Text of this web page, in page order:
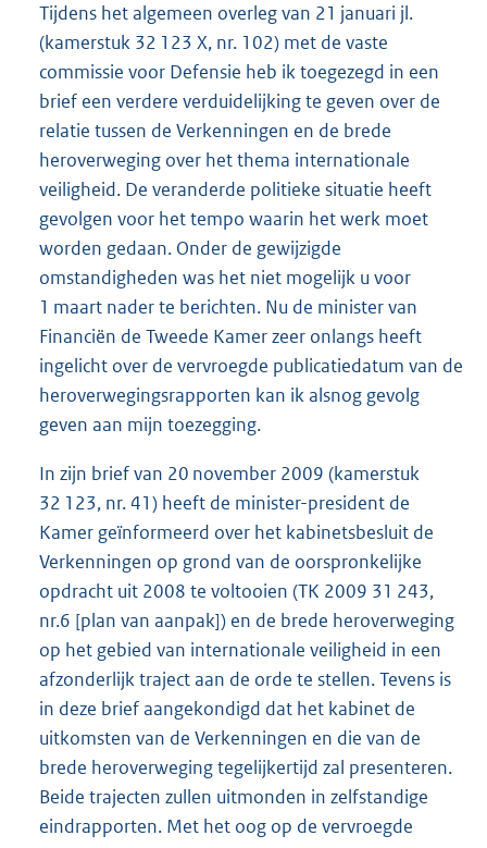
Tijdens het algemeen overleg van 21 januari jl.
(kamerstuk 32 123 X, nr. 102) met de vaste
commissie voor Defensie heb ik toegezegd in een
brief een verdere verduidelijking te geven over de
relatie tussen de Verkenningen en de brede
heroverweging over het thema internationale
veiligheid. De veranderde politieke situatie heeft
gevolgen voor het tempo waarin het werk moet
worden gedaan. Onder de gewijzigde
omstandigheden was het niet mogelijk u voor
1 maart nader te berichten. Nu de minister van
Financiën de Tweede Kamer zeer onlangs heeft
ingelicht over de vervroegde publicatiedatum van de
heroverwegingsrapporten kan ik alsnog gevolg
geven aan mijn toezegging.
In zijn brief van 20 november 2009 (kamerstuk
32 123, nr. 41) heeft de minister-president de
Kamer geïnformeerd over het kabinetsbesluit de
Verkenningen op grond van de oorspronkelijke
opdracht uit 2008 te voltooien (TK 2009 31 243,
nr.6 [plan van aanpak]) en de brede heroverweging
op het gebied van internationale veiligheid in een
afzonderlijk traject aan de orde te stellen. Tevens is
in deze brief aangekondigd dat het kabinet de
uitkomsten van de Verkenningen en die van de
brede heroverweging tegelijkertijd zal presenteren.
Beide trajecten zullen uitmonden in zelfstandige
eindrapporten. Met het oog op de vervroegde